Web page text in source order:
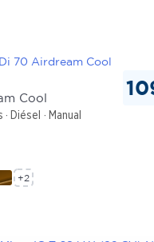
Cool
Diésel
Manual
+2